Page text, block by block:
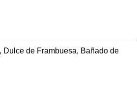
Dulce de Frambuesa, Bañado de